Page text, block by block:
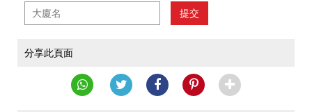
提交
分享此頁面